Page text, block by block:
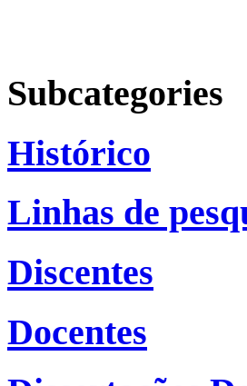
Subcategories
Histórico
Linhas de
Discentes
Docentes